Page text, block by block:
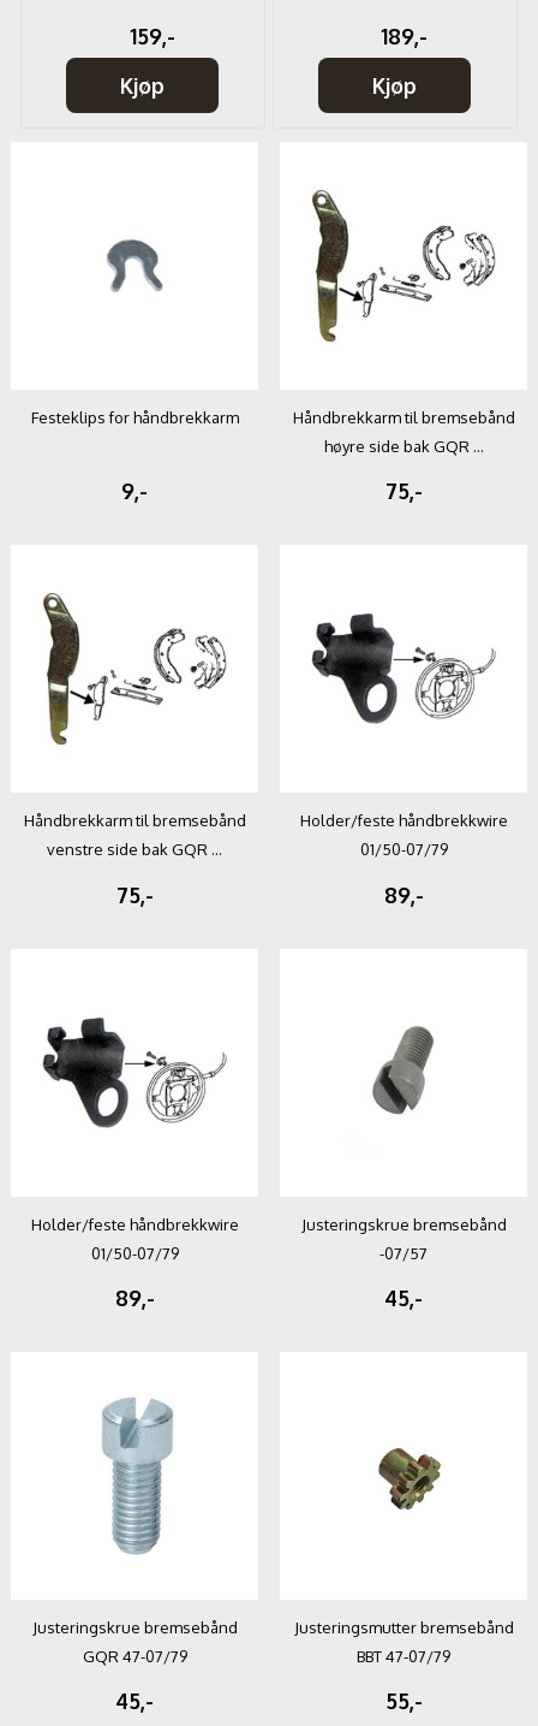
159,-
Kjøp
189,-
Kjøp
Festeklips for håndbrekkarm
9,-
Håndbrekkarm til bremsebånd
høyre side bak GQR ...
75,-
Håndbrekkarm til bremsebånd
venstre side bak GQR ...
75,-
Holder/feste håndbrekkwire
01/50-07/79
89,-
Holder/feste håndbrekkwire
01/50-07/79
89,-
Justeringskrue bremsebånd
-07/57
45,-
Justeringskrue bremsebånd
GQR 47-07/79
45,-
Justeringsmutter bremsebånd
BBT 47-07/79
55,-